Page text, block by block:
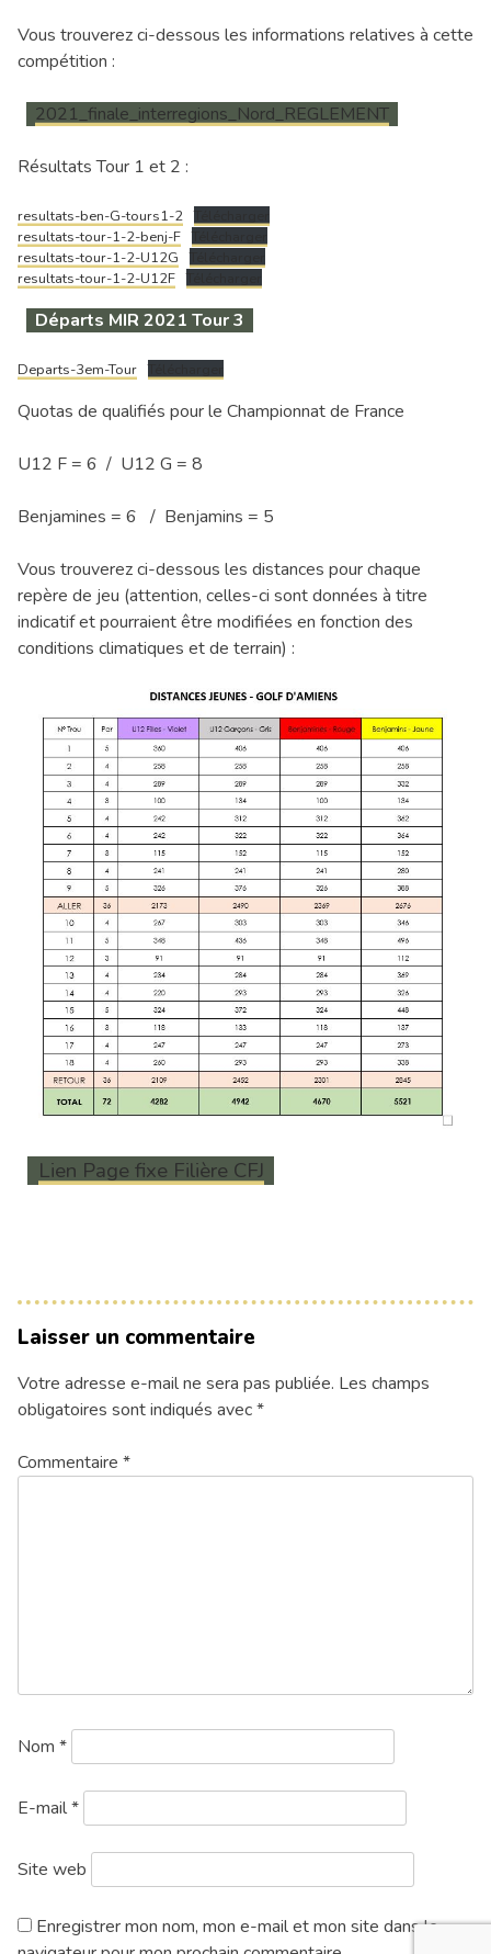
Vous trouverez ci-dessous les informations relatives à cette
compétition :
2021_finale_interregions_Nord_REGLEMENT
Résultats Tour 1 et 2 :
resultats-ben-G-tours1-2 Télécharger
resultats-tour-1-2-benj-F Télécharger
resultats-tour-1-2-U12G Télécharger
resultats-tour-1-2-U12F Télécharger
Départs MIR 2021 Tour 3
Departs-3em-Tour Télécharger
Quotas de qualifiés pour le Championnat de France
U12 F = 6 / U12 G = 8
Benjamines = 6 / Benjamins = 5
Vous trouverez ci-dessous les distances pour chaque
repère de jeu (attention, celles-ci sont données à titre
indicatif et pourraient être modifiées en fonction des
conditions climatiques et de terrain) :
Lien Page fixe Filière CFJ
Laisser un commentaire
Votre adresse e-mail ne sera pas publiée. Les champs
obligatoires sont indiqués avec*
Commentaire *
Nom *
E-mail*
Site web
Enregistrer mon nom, mon e-mail et mon site dans le